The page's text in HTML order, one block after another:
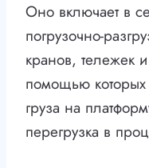
Оно включает в
погрузочно-
кранов, тележек
помощью которых
груза на
перегрузка в